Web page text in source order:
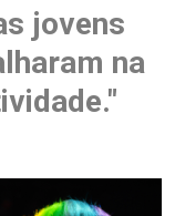
jovens
na